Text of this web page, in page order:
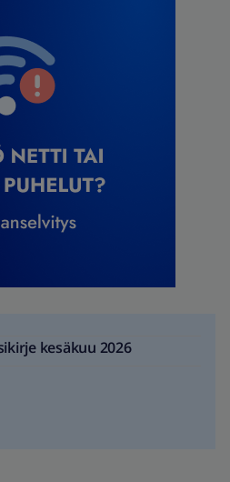
kesäkuu 2026